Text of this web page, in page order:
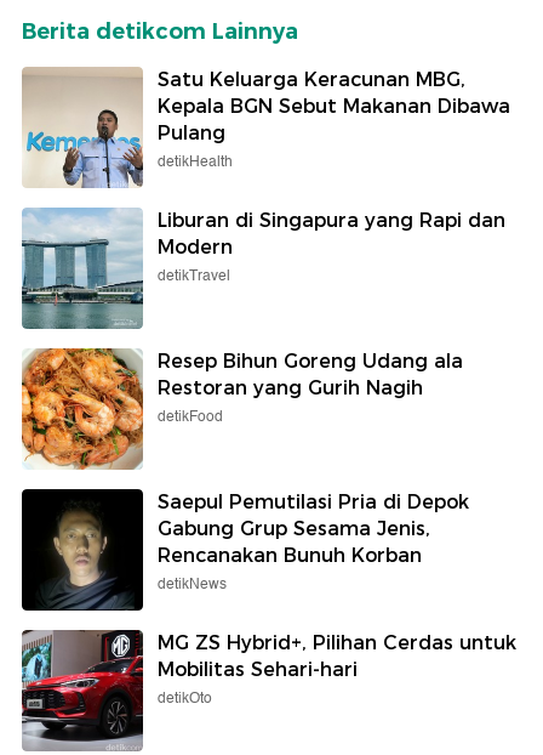
Berita detikcom Lainnya
Satu Keluarga Keracunan MBG,
Kepala BGN Sebut Makanan Dibawa
Pulang
detikHealth
Liburan di Singapura yang Rapi dan
Modern
detikTravel
Resep Bihun Goreng Udang ala
Restoran yang Gurih Nagih
detikFood
Saepul Pemutilasi Pria di Depok
Gabung Grup Sesama Jenis,
Rencanakan Bunuh Korban
detikNews
MG ZS Hybrid+, Pilihan Cerdas untuk
Mobilitas Sehari-hari
detikOto